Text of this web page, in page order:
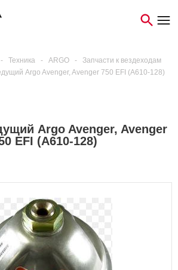
- Техника - ARGO -
Запчасти к вездеходам
Argo Avenger, Avenger 750 EFI (A610-128)
Argo Avenger, Avenger
EFI (A610-128)